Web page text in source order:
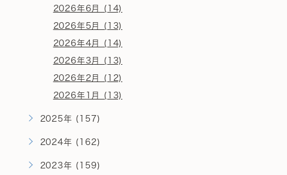
2026年6月 (14)
2026年5月 (13)
2026年4月 (14)
2026年3月 (13)
2026年2月 (12)
2026年1月 (13)
2025年 (157)
2024年 (162)
2023年 (159)